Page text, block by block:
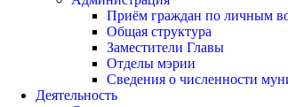
Приём граждан по личным
Общая структура
Заместители Главы
Отделы мэрии
Сведения о численности
Деятельность